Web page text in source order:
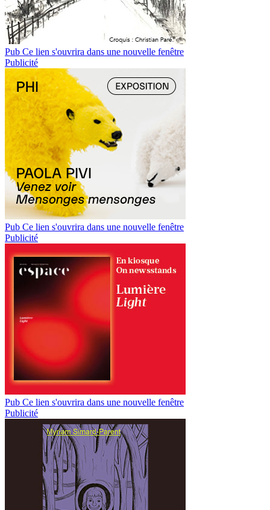
Pub Ce lien s'ouvrira dans une nouvelle fenêtre
Publicité
Pub Ce lien s'ouvrira dans une nouvelle fenêtre
Publicité
Pub Ce lien s'ouvrira dans une nouvelle fenêtre
Publicité